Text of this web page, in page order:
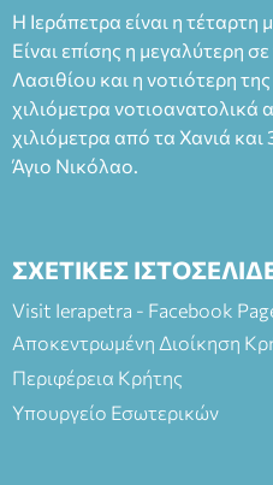
άνω των 65 Προπώληση:
Πλαστήρα), E&G Mini market
και στο more.com Χώρος: 3ο
(Είσοδος ΕΠΑ.Λ.) Έναρξη
ΘΕΑΤΡΙΚΕΣ ΠΑΡΑΓΩΓΕΣ ΕΕ
Η Ιεράπετρα είναι η τέταρτη
Είναι επίσης η μεγαλύτερη
Λασιθίου και η νοτιότερη
χιλιόμετρα νοτιοανατολικά
χιλιόμετρα από τα Χανιά και
Άγιο Νικόλαο.
ΣΧΕΤΙΚΕΣ
Visit Ierapetra - Facebook
Αποκεντρωμένη Διοίκηση
Περιφέρεια Κρήτης
Υπουργείο Εσωτερικών